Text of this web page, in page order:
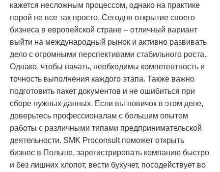
кажется несложным процессом, однако на практике
порой не все так просто. Сегодня открытие своего
бизнеса в европейской стране – отличный вариант
выйти на международный рынок и активно развивать
дело с огромными перспективами стабильного роста.
Однако, чтобы начать, необходимы компетентность и
точность выполнения каждого этапа. Также важно
подготовить пакет документов и не ошибиться при
сборе нужных данных. Если вы новичок в этом деле,
доверьтесь профессионалам с большим опытом
работы с различными типами предпринимательской
деятельности. SMK Proconsult поможет открыть
бизнес в Польше, зарегистрировать компанию быстро
и без лишних хлопот, вести бухучет, посодействует во